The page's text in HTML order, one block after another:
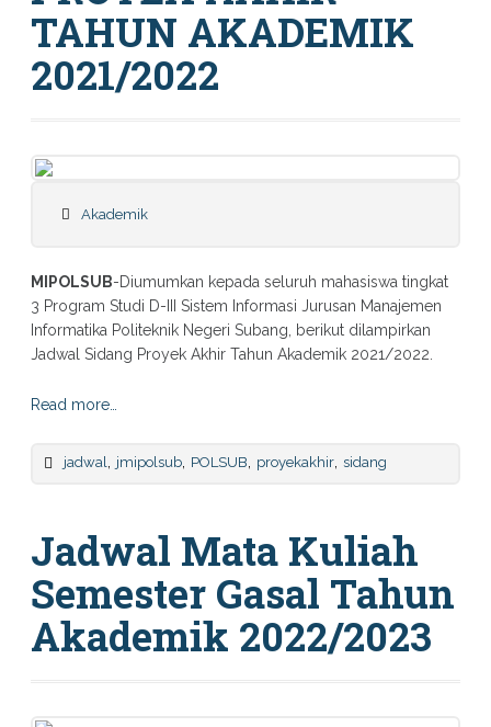
TAHUN AKADEMIK
2021/2022
Akademik
MIPOLSUB-Diumumkan kepada seluruh mahasiswa tingkat
3 Program Studi D-III Sistem Informasi Jurusan Manajemen
Informatika Politeknik Negeri Subang, berikut dilampirkan
Jadwal Sidang Proyek Akhir Tahun Akademik 2021/2022.
Read more…
jadwal jmipolsub, POLSUB proyekakhir, sidang
Jadwal Mata Kuliah
Semester Gasal Tahun
Akademik 2022/2023